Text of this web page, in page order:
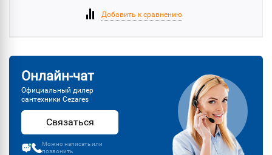
Добавить к сравнению
Онлайн-чат
Официальный дилер
сантехники Cezares
Связаться
Можно написать или
позвонить